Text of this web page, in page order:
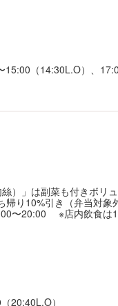
（14:30L.O）、
）」は副菜も付きボリ
り10%引き（弁当対象
〜20:00 ※店内飲食は
（20:40L.O）